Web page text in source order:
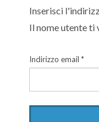
Inserisci
Il nome utente ti
Indirizzo email *